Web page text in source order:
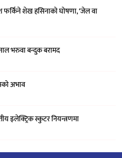
फर्किने शेख हसिनाको घोषणा, ‘जेल वा
भरुवा बन्दुक बरामद
अभाव
इलेक्ट्रिक स्कुटर नियन्त्रणमा